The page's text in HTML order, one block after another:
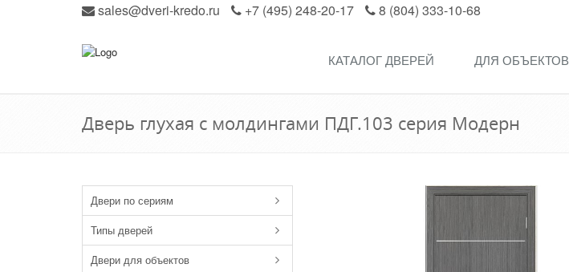
sales@dveri-kredo.ru +7 (495) 248-20-17 8 (804) 333-10-68
КАТАЛОГ ДВЕРЕЙ ДЛЯ ОБЪЕКТОВ
Дверь глухая с молдингами ПДГ.103 серия Модерн
Двери по сериям
Типы дверей
Двери для объектов